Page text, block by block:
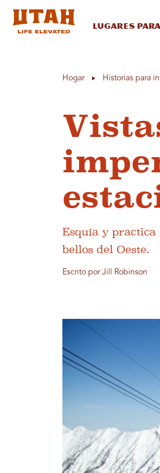
Lugares
Hogar Historias para
Esquía y
bellos del Oeste.
Escrito por Jill Robinson